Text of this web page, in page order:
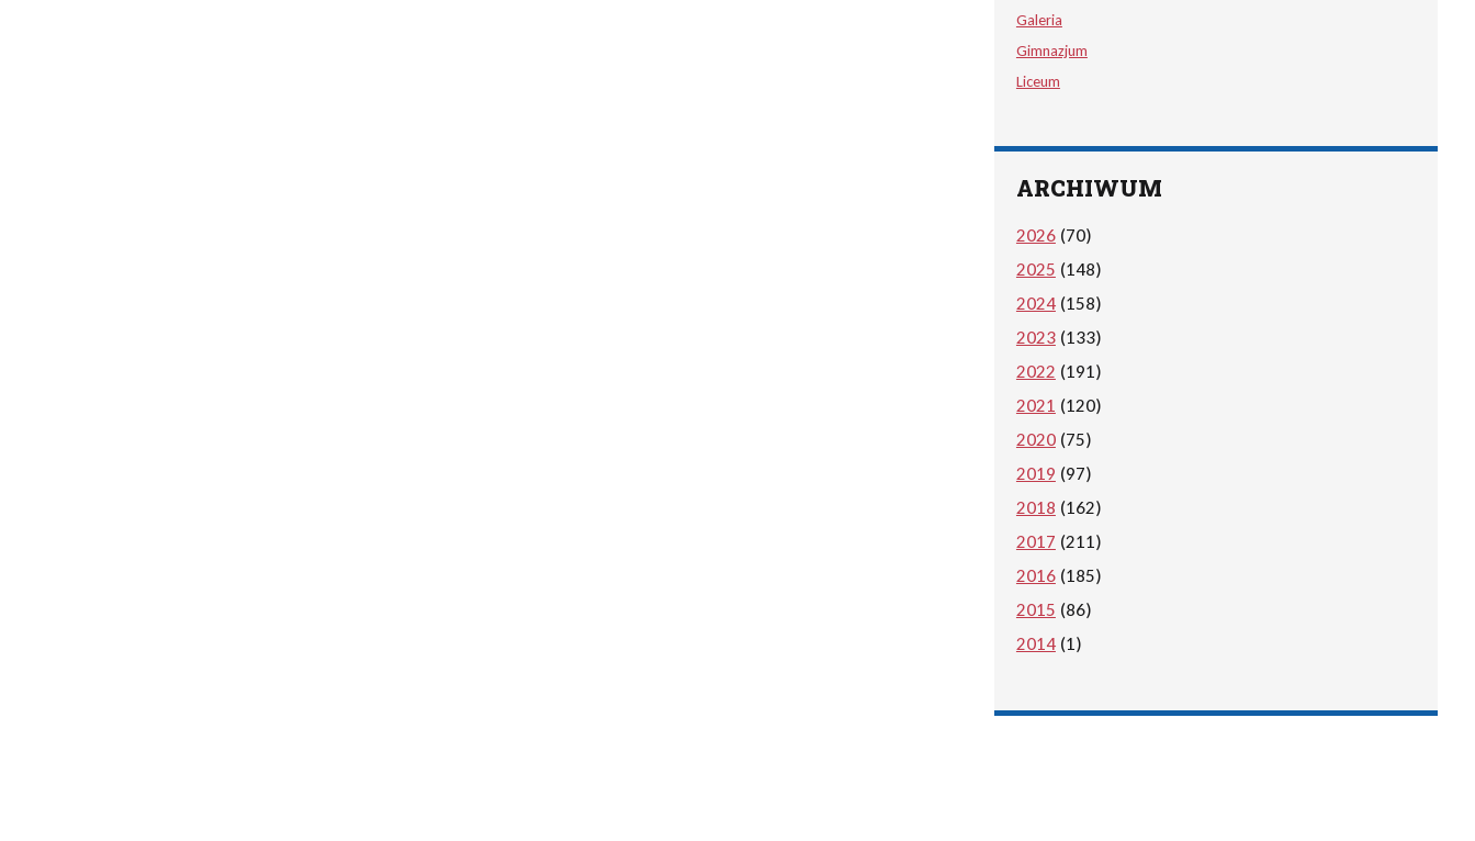
Galeria
Gimnazjum
Liceum
ARCHIWUM
2026(70)
2025 (148)
2024(158)
2023(133)
2022 (191)
2021 (120)
2020(75)
2019 (97)
2018 (162)
2017 (211)
2016(185)
2015 (86)
2014(1)